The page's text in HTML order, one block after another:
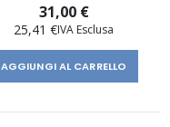
31,00 €
25,41 €
AGGIUNGI AL CARRELLO